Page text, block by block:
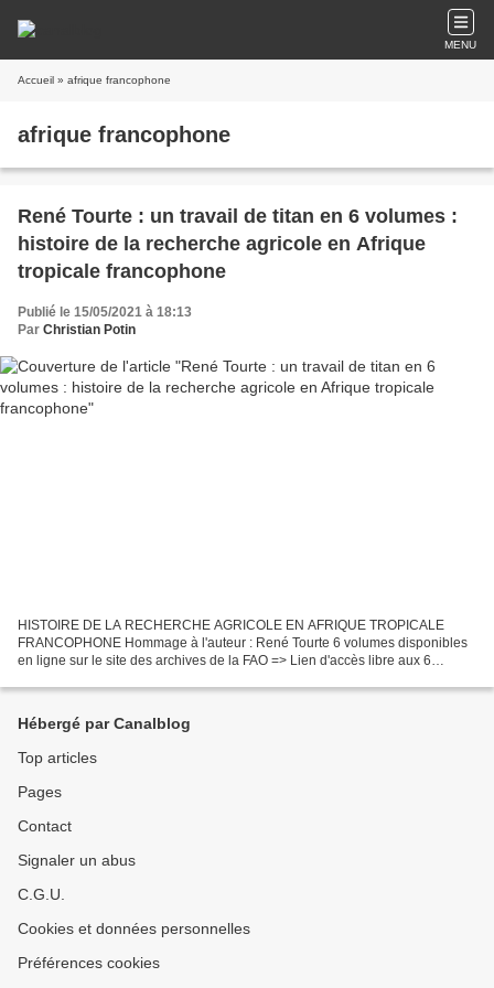
MENU
Accueil » afrique francophone
afrique francophone
René Tourte : un travail de titan en 6 volumes :
histoire de la recherche agricole en Afrique
tropicale francophone
Publié le 15/05/2021 à 18:13
Par Christian Potin
HISTOIRE DE LA RECHERCHE AGRICOLE EN AFRIQUE TROPICALE
FRANCOPHONE Hommage à l'auteur : René Tourte 6 volumes disponibles
en ligne sur le site des archives de la FAO => Lien d'accès libre aux 6
Hébergé par Canalblog
Top articles
Pages
Contact
Signaler un abus
C.G.U.
Cookies et données personnelles
Préférences cookies